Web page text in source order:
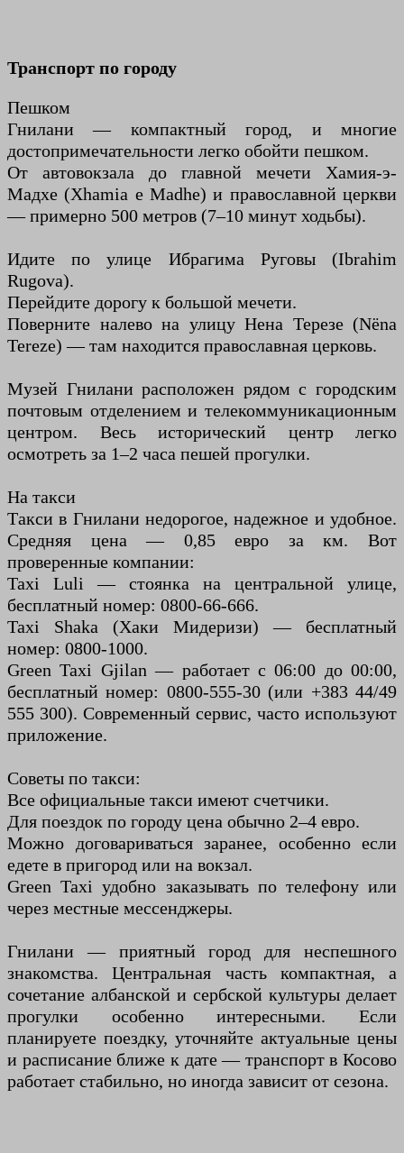
Транспорт по городу
Пешком
Гнилани — компактный город, и многие
достопримечательности легко обойти пешком.
От автовокзала до главной мечети Хамия-э-
Мадхе (Xhamia e Madhe) и православной церкви
— примерно 500 метров (7–10 минут ходьбы).
Идите по улице Ибрагима Руговы (Ibrahim
Rugova).
Перейдите дорогу к большой мечети.
Поверните налево на улицу Нена Терезе (Nëna
Tereze) — там находится православная церковь.
Музей Гнилани расположен рядом с городским
почтовым отделением и телекоммуникационным
центром. Весь исторический центр легко
осмотреть за 1–2 часа пешей прогулки.
На такси
Такси в Гнилани недорогое, надежное и удобное.
Средняя цена — 0,85 евро за км. Вот
проверенные компании:
Taxi Luli — стоянка на центральной улице,
бесплатный номер: 0800-66-666.
Taxi Shaka (Хаки Мидеризи) — бесплатный
номер: 0800-1000.
Green Taxi Gjilan — работает с 06:00 до 00:00,
бесплатный номер: 0800-555-30 (или +383 44/49
555 300). Современный сервис, часто используют
приложение.
Советы по такси:
Все официальные такси имеют счетчики.
Для поездок по городу цена обычно 2–4 евро.
Можно договариваться заранее, особенно если
едете в пригород или на вокзал.
Green Taxi удобно заказывать по телефону или
через местные мессенджеры.
Гнилани — приятный город для неспешного
знакомства. Центральная часть компактная, а
сочетание албанской и сербской культуры делает
прогулки особенно интересными. Если
планируете поездку, уточняйте актуальные цены
и расписание ближе к дате — транспорт в Косово
работает стабильно, но иногда зависит от сезона.